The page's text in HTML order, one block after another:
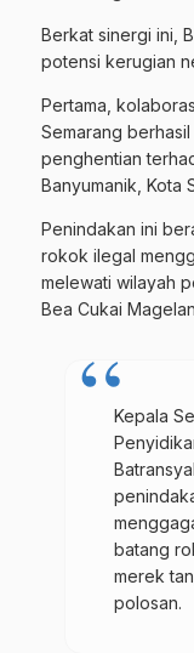
Berkat sinergi ini,
potensi kerugian
Pertama,
Semarang
penghentian
Banyumanik, Kota
Penindakan ini
rokok ilegal
melewati wilayah
Bea Cukai
Kepala
batang
merek
polosan.